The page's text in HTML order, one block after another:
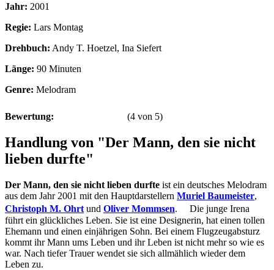
Jahr: 2001
Regie: Lars Montag
Drehbuch: Andy T. Hoetzel, Ina Siefert
Länge: 90 Minuten
Genre: Melodram
Bewertung: (4 von 5)
Handlung von "Der Mann, den sie nicht
lieben durfte"
Der Mann, den sie nicht lieben durfte ist ein deutsches Melodram
aus dem Jahr 2001 mit den Hauptdarstellern Muriel Baumeister,
Christoph M. Ohrt und Oliver Mommsen. Die junge Irena
führt ein glückliches Leben. Sie ist eine Designerin, hat einen tollen
Ehemann und einen einjährigen Sohn. Bei einem Flugzeugabsturz
kommt ihr Mann ums Leben und ihr Leben ist nicht mehr so wie es
war. Nach tiefer Trauer wendet sie sich allmählich wieder dem
Leben zu.